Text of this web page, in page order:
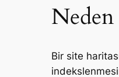
Neden
Bir site